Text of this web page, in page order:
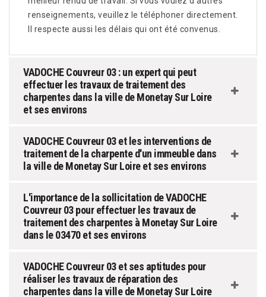
renseignements, veuillez le téléphoner directement.
Il respecte aussi les délais qui ont été convenus.
VADOCHE Couvreur 03 : un expert qui peut
effectuer les travaux de traitement des
charpentes dans la ville de Monetay Sur Loire
et ses environs
VADOCHE Couvreur 03 et les interventions de
traitement de la charpente d'un immeuble dans
la ville de Monetay Sur Loire et ses environs
L'importance de la sollicitation de VADOCHE
Couvreur 03 pour effectuer les travaux de
traitement des charpentes à Monetay Sur Loire
dans le 03470 et ses environs
VADOCHE Couvreur 03 et ses aptitudes pour
réaliser les travaux de réparation des
charpentes dans la ville de Monetay Sur Loire